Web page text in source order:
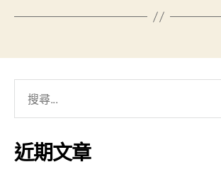
關
鍵
字:
近期文章